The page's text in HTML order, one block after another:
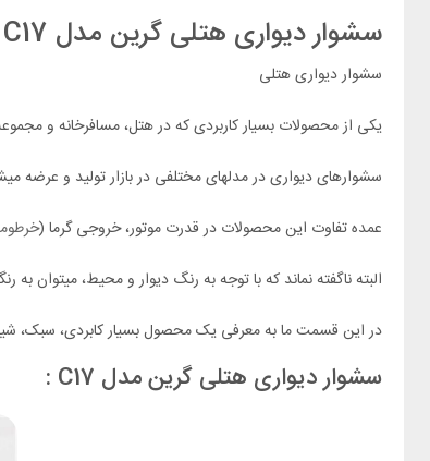
سشوار دیواری هتلی گرین مدل C17 :
سشوار دیواری هتلی
یکی از محصولات بسیار کاربردی که در هتل، مسافرخانه و
سشوارهای دیواری در مدلهای مختلفی در بازار تولید و عرضه
عمده تفاوت این محصولات در قدرت موتور، خروجی گرما (
البته ناگفته نماند که با توجه به رنگ دیوار و محیط، میتوان به
در این قسمت ما به معرفی یک محصول بسیار کابردی، سبک،
سشوار دیواری هتلی گرین مدل C17 :